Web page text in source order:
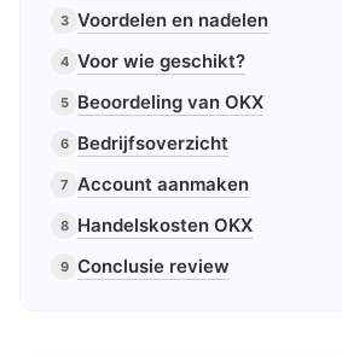
3 Voordelen en nadelen
4 Voor wie geschikt?
5 Beoordeling van OKX
6 Bedrijfsoverzicht
7 Account aanmaken
8 Handelskosten OKX
9 Conclusie review